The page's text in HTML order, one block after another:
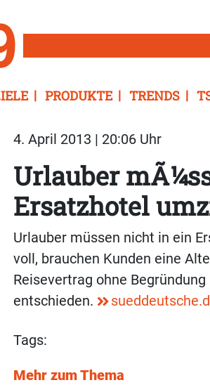
PRODUKTE TRENDS
4. April 2013 | 20:06 Uhr
Urlauber
Ersatzhotel
Urlauber müssen nicht in ein
voll, brauchen Kunden eine
Reisevertrag ohne
entschieden.
Tags:
Mehr zum Thema